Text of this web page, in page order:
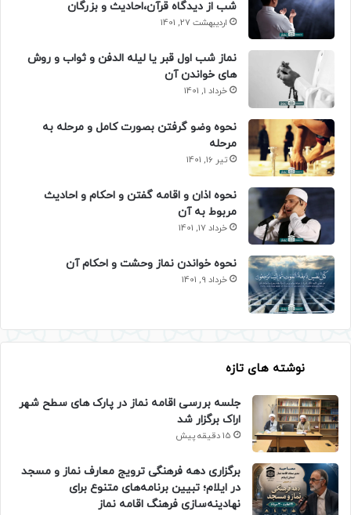
شب از دیدگاه قرآن،احادیث و بزرگان
اردیبهشت 27, 1401
نماز شب اول قبر یا لیله الدفن و ثواب و روش
های خواندن آن
خرداد 1, 1401
نحوه وضو گرفتن بصورت کامل و مرحله به
مرحله
تیر 16, 1401
نحوه اذان و اقامه گفتن و احکام و احادیث
مربوط به آن
خرداد 17, 1401
نحوه خواندن نماز وحشت و احکام آن
خرداد 9, 1401
نوشته های تازه
جلسه بررسی اقامه نماز در پارک های سطح شهر
اراک برگزار شد
15 دقیقه پیش
برگزاری دهه فرهنگی ترویج معارف نماز و مسجد
در ایلام؛ تبیین برنامه‌های متنوع برای
نهادینه‌سازی فرهنگ اقامه نماز